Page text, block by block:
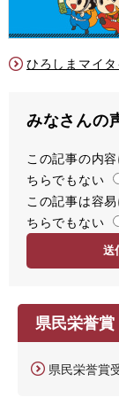
ひろしまマイ
みなさんの
満
足
度
この記事の内
ちらでもない
容
易
この記事は容
ちらでもない
県民栄誉賞
県民栄誉賞